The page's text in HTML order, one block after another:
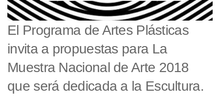
El Programa de Artes Plásticas
invita a propuestas para La
Muestra Nacional de Arte 2018
que será dedicada a la Escultura.